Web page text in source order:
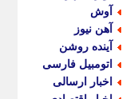
آوش
آهن نیوز
آینده روشن
اتومبیل فارسی
اخبار ارسالی